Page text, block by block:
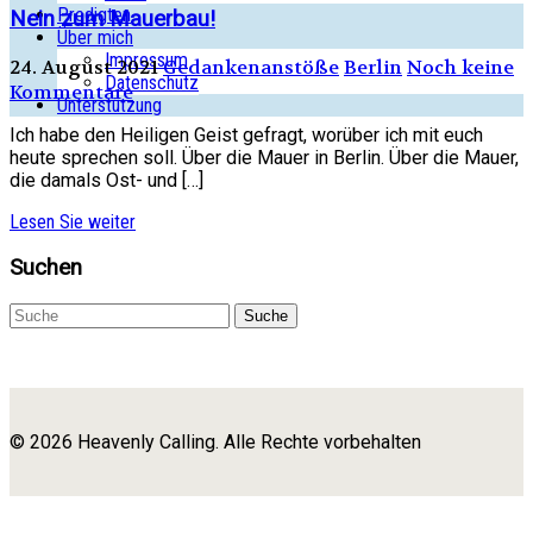
Predigten
Über mich
Impressum
Datenschutz
Unterstützung
Nein zum Mauerbau!
24. August 2021GedankenanstößeBerlinNoch keine
Kommentare
Ich habe den Heiligen Geist gefragt, worüber ich mit euch
heute sprechen soll. Über die Mauer in Berlin. Über die Mauer,
die damals Ost- und […]
Lesen Sie weiter
Suchen
Suche
© 2026 Heavenly Calling. Alle Rechte vorbehalten